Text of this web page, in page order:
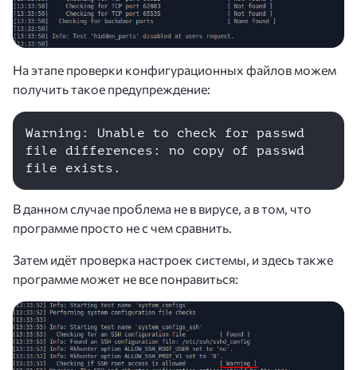
На этапе проверки конфигурационных файлов можем
получить такое предупреждение:
Warning: Unable to check for passwd
file differences: no copy of passwd
file exists.
В данном случае проблема не в вирусе, а в том, что
программе просто не с чем сравнить.
Затем идёт проверка настроек системы, и здесь также
программе может не все понравиться: